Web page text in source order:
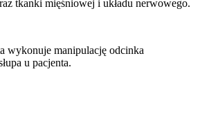
tkanki mięśniowej i układu nerwowego.